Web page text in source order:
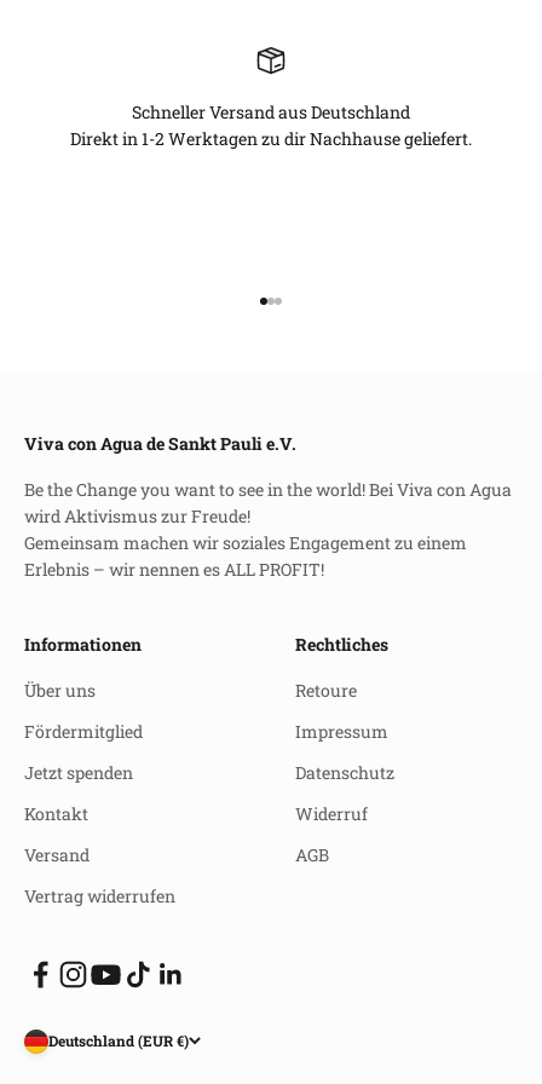
Schneller Versand aus Deutschland
Direkt in 1-2 Werktagen zu dir Nachhause geliefert.
Gehe zu Element 1
Gehe zu Element 2
Gehe zu Element 3
Viva con Agua de Sankt Pauli e.V.
Be the Change you want to see in the world! Bei Viva con Agua
wird Aktivismus zur Freude!
Gemeinsam machen wir soziales Engagement zu einem
Erlebnis – wir nennen es ALL PROFIT!
Informationen
Über uns
Fördermitglied
Jetzt spenden
Kontakt
Versand
Vertrag widerrufen
Rechtliches
Retoure
Impressum
Datenschutz
Widerruf
AGB
Deutschland (EUR €)